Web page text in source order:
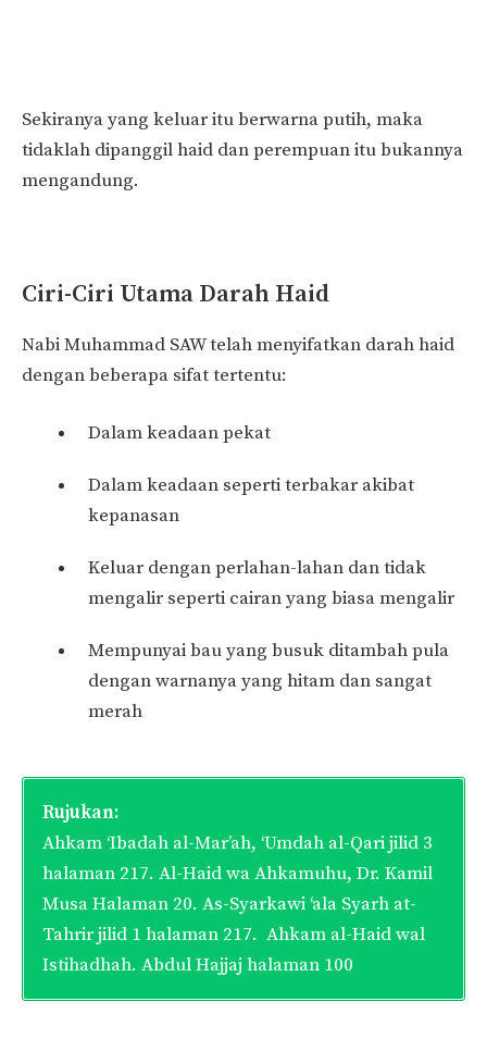
Sekiranya yang keluar itu berwarna putih, maka
tidaklah dipanggil haid dan perempuan itu bukannya
mengandung.
Ciri-Ciri Utama Darah Haid
Nabi Muhammad SAW telah menyifatkan darah haid
dengan beberapa sifat tertentu:
Dalam keadaan pekat
Dalam keadaan seperti terbakar akibat
kepanasan
Keluar dengan perlahan-lahan dan tidak
mengalir seperti cairan yang biasa mengalir
Mempunyai bau yang busuk ditambah pula
dengan warnanya yang hitam dan sangat
merah
Rujukan:
Ahkam ‘Ibadah al-Mar’ah, ‘Umdah al-Qari jilid 3
halaman 217. Al-Haid wa Ahkamuhu, Dr. Kamil
Musa Halaman 20. As-Syarkawi ‘ala Syarh at-
Tahrir jilid 1 halaman 217. Ahkam al-Haid wal
Istihadhah. Abdul Hajjaj halaman 100